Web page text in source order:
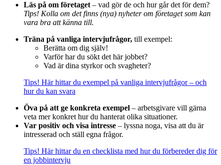
Läs på om företaget – vad gör de och hur går det för dem?
Tips! Kolla om det finns (nya) nyheter om företaget som kan
vara bra att känna till.
Träna på vanliga intervjufrågor, till exempel:
Berätta om dig själv!
Varför har du sökt det här jobbet?
Vad är dina styrkor och svagheter?
Tips! Här hittar du exempel på vanliga intervjufrågor – och
hur du kan svara
Öva på att ge konkreta exempel – arbetsgivare vill gärna
veta mer konkret hur du hanterat olika situationer.
Var positiv och visa intresse – lyssna noga, visa att du är
intresserad och ställ egna frågor.
Tips! Här hittar du en checklista med hur du förbereder dig för
en jobbintervju